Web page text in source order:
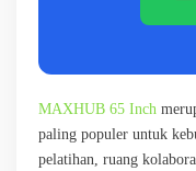
MAXHUB 65 Inch
paling populer untuk
pelatihan, ruang